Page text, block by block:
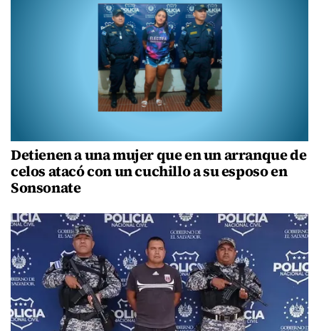
Detienen a una mujer que en un arranque de
celos atacó con un cuchillo a su esposo en
Sonsonate